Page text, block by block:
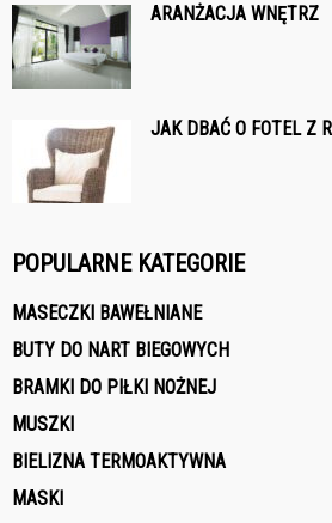
ARANŻACJA WNĘTRZ
JAK DBAĆ O FOTEL Z
POPULARNE KATEGORIE
MASECZKI BAWEŁNIANE
BUTY DO NART BIEGOWYCH
BRAMKI DO PIŁKI NOŻNEJ
MUSZKI
BIELIZNA TERMOAKTYWNA
MASKI